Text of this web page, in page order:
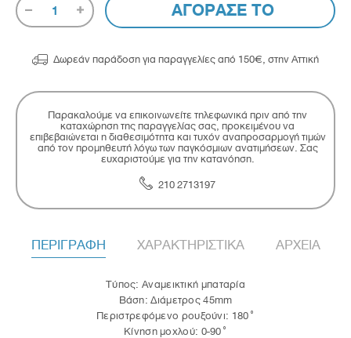
1 ΑΓΟΡΑΣΕ ΤΟ
 Δωρεάν παράδοση για παραγγελίες από 150€, στην Αττική
Παρακαλούμε να επικοινωνείτε τηλεφωνικά πριν από την
καταχώρηση της παραγγελίας σας, προκειμένου να
επιβεβαιώνεται η διαθεσιμότητα και τυχόν αναπροσαρμογή τιμών
από τον προμηθευτή λόγω των παγκόσμιων ανατιμήσεων. Σας
ευχαριστούμε για την κατανόηση.
210 2713197
ΠΕΡΙΓΡΑΦΗ ΧΑΡΑΚΤΗΡΙΣΤΙΚΑ ΑΡΧΕΙΑ
Τύπος: Αναμεικτική μπαταρία
Βάση: ∆ιάμετρος 45mm
Περιστρεφόμενο ρουξούνι: 180°
Κίνηση μοχλού: 0-90°